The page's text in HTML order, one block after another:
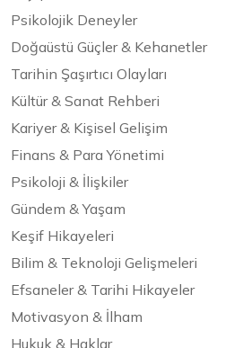
Psikolojik Deneyler
Doğaüstü Güçler & Kehanetler
Tarihin Şaşırtıcı Olayları
Kültür & Sanat Rehberi
Kariyer & Kişisel Gelişim
Finans & Para Yönetimi
Psikoloji & İlişkiler
Gündem & Yaşam
Keşif Hikayeleri
Bilim & Teknoloji Gelişmeleri
Efsaneler & Tarihi Hikayeler
Motivasyon & İlham
Hukuk & Haklar